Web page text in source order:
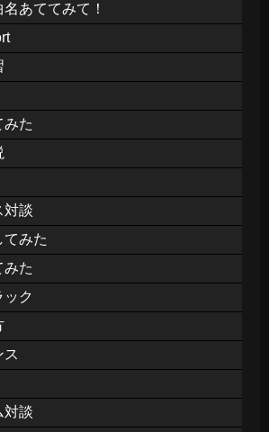
あててみて！
みた
対談
てみた
みた
ク
ス
対談